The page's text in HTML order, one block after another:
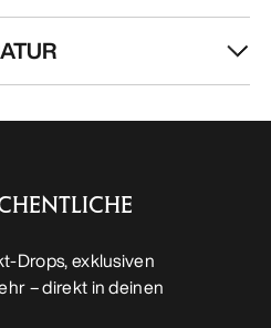
Drops, exklusiven
– direkt in deinen